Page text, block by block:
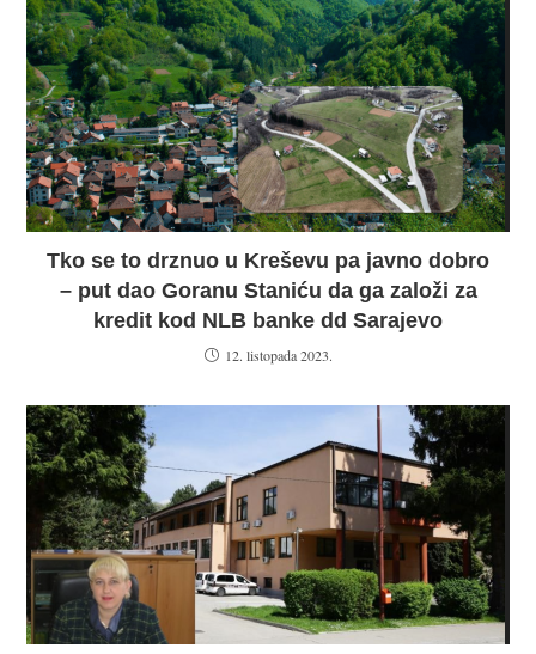
Tko se to drznuo u Kreševu pa javno dobro
– put dao Goranu Staniću da ga založi za
kredit kod NLB banke dd Sarajevo
12. listopada 2023.